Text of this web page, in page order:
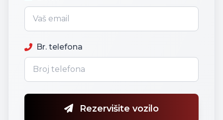
Br. telefona
Rezervišite vozilo